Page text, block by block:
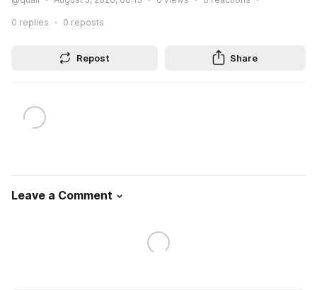
0 replies 0 reposts
Repost Share
Leave a Comment